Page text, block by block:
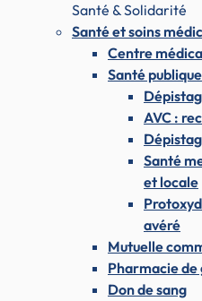
Santé & Solidarité
Santé et soins
Centre
Santé publique
AVC :
Santé
et locale
avéré
Mutuelle
Pharmacie de
Don de sang